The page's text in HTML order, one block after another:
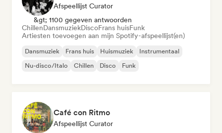
Afspeellijst Curator
&gt; 1100 gegeven antwoorden
ChillenDansmuziekDiscoFrans huisFunk
Artiesten toevoegen aan mijn Spotify-afspeellijst(en)
Dansmuziek Frans huis Huismuziek
Instrumentaal
Nu-disco/Italo
Chillen Disco Funk
Café con Ritmo
Afspeellijst Curator